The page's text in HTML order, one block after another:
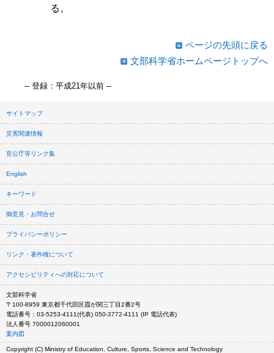
る。
ページの先頭に戻る
文部科学省ホームページトップへ
-- 登録：平成21年以前 --
サイトマップ
災害関連情報
官公庁等リンク集
English
キーワード
御意見・お問合せ
プライバシーポリシー
リンク・著作権について
アクセシビリティへの対応について
文部科学省
〒100-8959 東京都千代田区霞が関三丁目2番2号
電話番号：03-5253-4111(代表) 050-3772-4111 (IP 電話代表)
法人番号 7000012060001
案内図
Copyright (C) Ministry of Education, Culture, Sports, Science and Technology